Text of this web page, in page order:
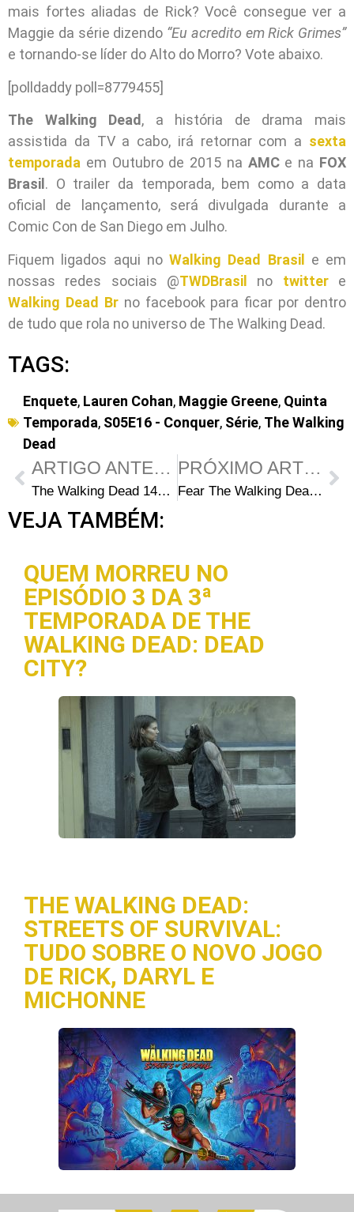
mais fortes aliadas de Rick? Você consegue ver a
Maggie da série dizendo “Eu acredito em Rick Grimes”
e tornando-se líder do Alto do Morro? Vote abaixo.
[polldaddy poll=8779455]
The Walking Dead, a história de drama mais
assistida da TV a cabo, irá retornar com a sexta
temporada em Outubro de 2015 na AMC e na FOX
Brasil . O trailer da temporada, bem como a data
oficial de lançamento, será divulgada durante a
Comic Con de San Diego em Julho.
Fiquem ligados aqui no Walking Dead Brasil e em
nossas redes sociais @TWDBrasil no twittere
Walking Dead Brno facebook para ficar por dentro
de tudo que rola no universo de The Walking Dead.
TAGS:
Enquete, Lauren Cohan, Maggie Greene, Quinta
Temporada, S05E16 - Conquer, Série, The Walking
Dead
ARTIGO ANTERIOR
The Walking Dead 140: Prévia da edição
PRÓXIMO ARTIGO
Fear The Walking Dead começará a ser gravada em Vancouver neste mês
VEJA TAMBÉM:
QUEM MORREU NO
EPISÓDIO 3 DA 3ª
TEMPORADA DE THE
WALKING DEAD: DEAD
CITY?
THE WALKING DEAD:
STREETS OF SURVIVAL:
TUDO SOBRE O NOVO JOGO
DE RICK, DARYL E
MICHONNE